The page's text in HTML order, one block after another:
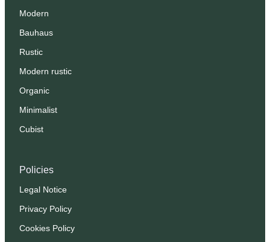
Modern
Bauhaus
Rustic
Modern rustic
Organic
Minimalist
Cubist
Policies
Legal Notice
Privacy Policy
Cookies Policy